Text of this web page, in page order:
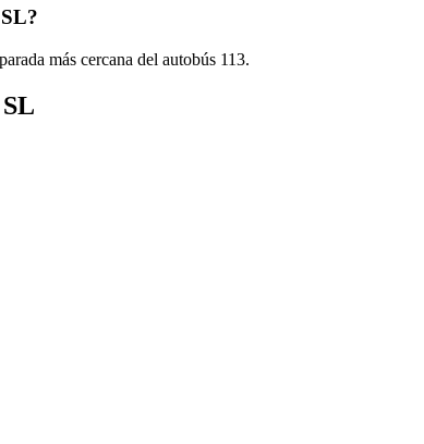
más cercana del autobús 113.